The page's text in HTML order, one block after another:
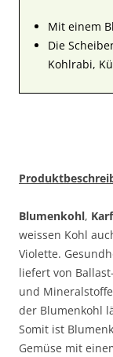
Mit einem
Die
Kohlrabi,
Blumenkohl,
weissen Kohl
Violette.
liefert von
und
der Blumenkohl
Somit ist
Gemüse mit